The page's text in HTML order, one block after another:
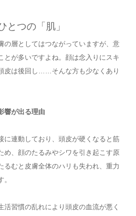
とつの「肌」
の層としてはつながっていますが、意
とが多いですよね。顔は念入りにスキ
皮は後回し……そんな方も少なくあり
響が出る理由
に連動しており、頭皮が硬くなると筋
め、顔のたるみやシワを引き起こす原
るむと皮膚全体のハリも失われ、重力
活習慣の乱れにより頭皮の血流が悪く